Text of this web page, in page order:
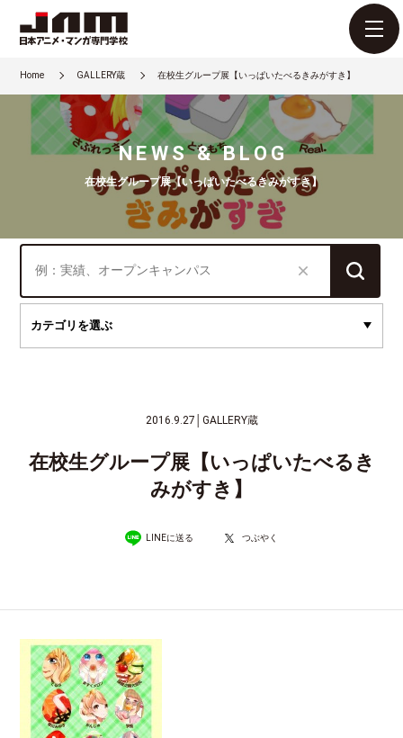
Home GALLERY蔵 在校生グループ展【いっぱいたべるきみがすき】
NEWS & BLOG
在校生グループ展【いっぱいたべるきみがすき】
2016.9.27 GALLERY蔵
在校生グループ展【いっぱいたべるき
みがすき】
LINEに送る つぶやく